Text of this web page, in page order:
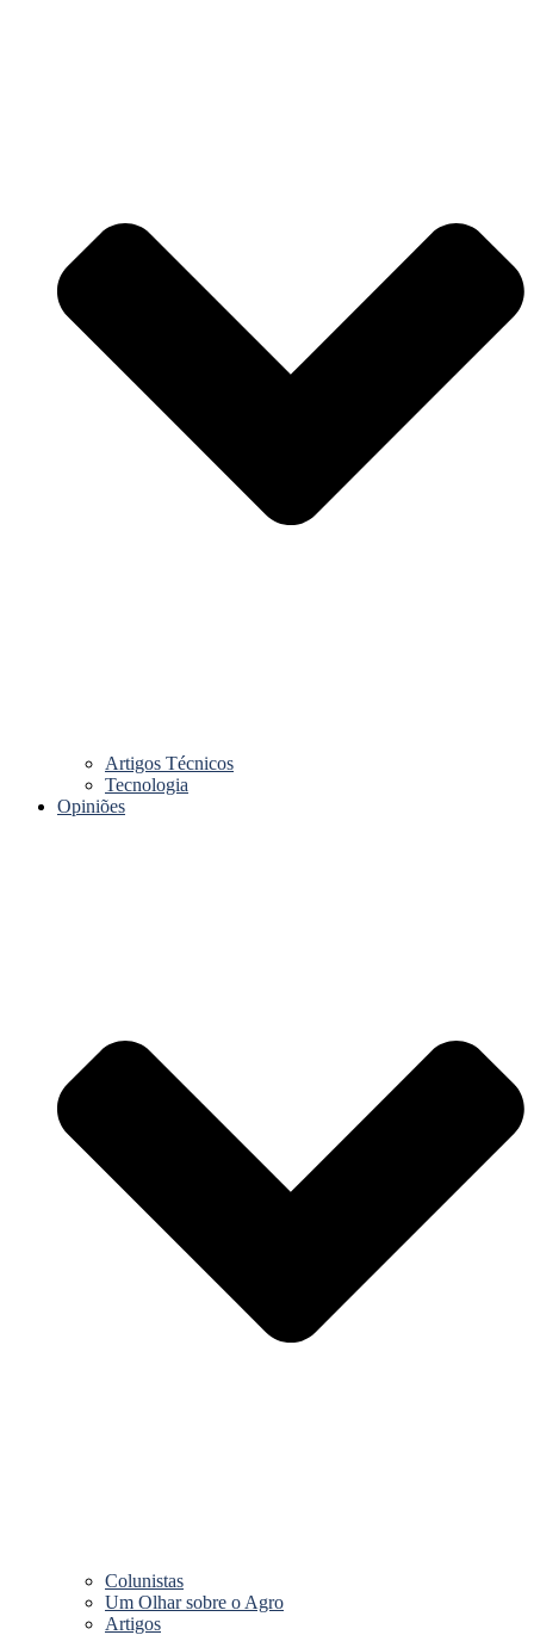
Artigos Técnicos
Tecnologia
Opiniões
Colunistas
Um Olhar sobre o Agro
Artigos